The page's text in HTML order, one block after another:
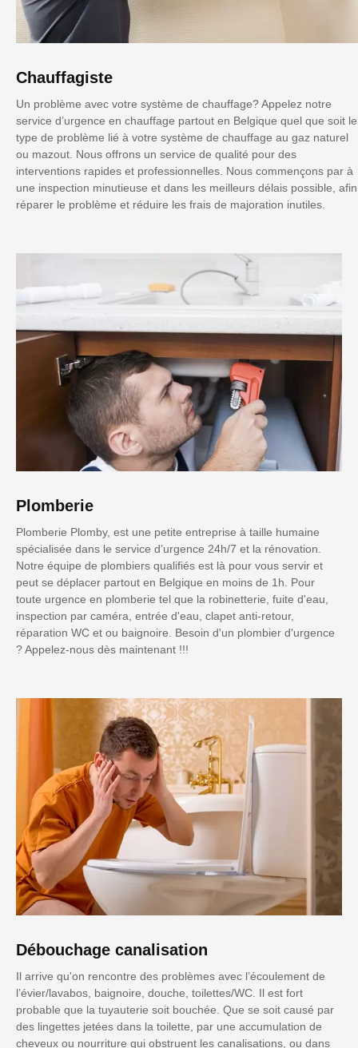
Chauffagiste
Un problème avec votre système de chauffage? Appelez notre
service d’urgence en chauffage partout en Belgique quel que soit le
type de problème lié à votre système de chauffage au gaz naturel
ou mazout. Nous offrons un service de qualité pour des
interventions rapides et professionnelles. Nous commençons par à
une inspection minutieuse et dans les meilleurs délais possible, afin
réparer le problème et réduire les frais de majoration inutiles.
Plomberie
Plomberie Plomby, est une petite entreprise à taille humaine
spécialisée dans le service d’urgence 24h/7 et la rénovation.
Notre équipe de plombiers qualifiés est là pour vous servir et
peut se déplacer partout en Belgique en moins de 1h. Pour
toute urgence en plomberie tel que la robinetterie, fuite d'eau,
inspection par caméra, entrée d'eau, clapet anti-retour,
réparation WC et ou baignoire. Besoin d'un plombier d'urgence
? Appelez-nous dès maintenant !!!
Débouchage canalisation
Il arrive qu'on rencontre des problèmes avec l’écoulement de
l’évier/lavabos, baignoire, douche, toilettes/WC. Il est fort
probable que la tuyauterie soit bouchée. Que se soit causé par
des lingettes jetées dans la toilette, par une accumulation de
cheveux ou nourriture qui obstruent les canalisations, ou dans